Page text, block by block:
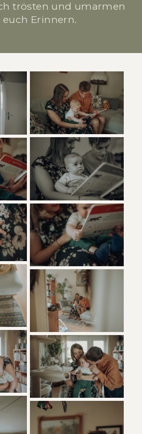
trösten und umarmen
euch Erinnern.